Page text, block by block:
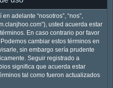
adelante “nosotros”, “nos”,
usted acuerda estar
En caso contrario por favor
cambiar estos términos en
sin embargo sería prudente
Seguir registrado a
significa que acuerda estar
tal como fueron actualizados